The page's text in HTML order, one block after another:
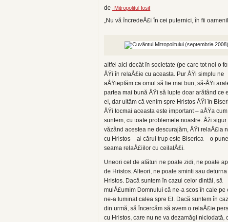
de -Mitropolitul Iosif
„Nu vă încredeÅ£i în cei puternici, în fii
altfel aici decât în societate (pe care tot noi o
ÅŸi în relaÅ£ie cu aceasta. Pur ÅŸi simplu ne
aÅŸteptăm ca omul să fie mai bun, să-ÅŸi
partea mai bună ÅŸi să lupte doar arătând ce
el, dar uităm că venim spre Hristos ÅŸi în
ÅŸi tocmai aceasta este important – aÅŸa cum
suntem, cu toate problemele noastre. Åži sigur
văzând acestea ne descurajăm, ÅŸi relaÅ£ia
cu Hristos – al cărui trup este Biserica – o
seama relaÅ£iilor cu ceilalÅ£i.
Uneori cel de alături ne poate zidi, ne poate
de Hristos. Alteori, ne poate sminti sau
Hristos. Dacă suntem în cazul celor dintâi, să
mulÅ£umim Domnului că ne-a scos în cale pe
ne-a luminat calea spre El. Dacă suntem în
din urmă, să încercăm să avem o relaÅ£ie
cu Hristos, care nu ne va dezamăgi